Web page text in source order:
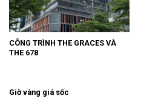
CÔNG TRÌNH THE GRACES VÀ
THE 678
Giờ vàng giá sốc